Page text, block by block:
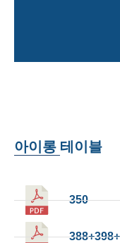
아이롱 테이블
350